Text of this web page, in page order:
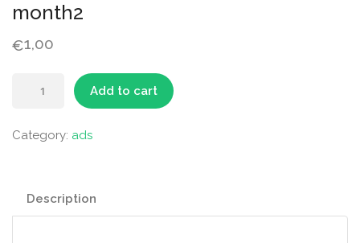
month2
€1,00
Add to cart
Category: ads
Description